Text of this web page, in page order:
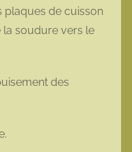
plaques de cuisson
soudure vers le
des